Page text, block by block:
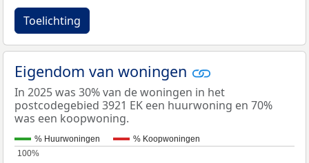
Toelichting
Eigendom van woningen
In 2025 was 30% van de woningen in het
postcodegebied 3921 EK een huurwoning en 70%
was een koopwoning.
% Huurwoningen % Koopwoningen
100%
100%